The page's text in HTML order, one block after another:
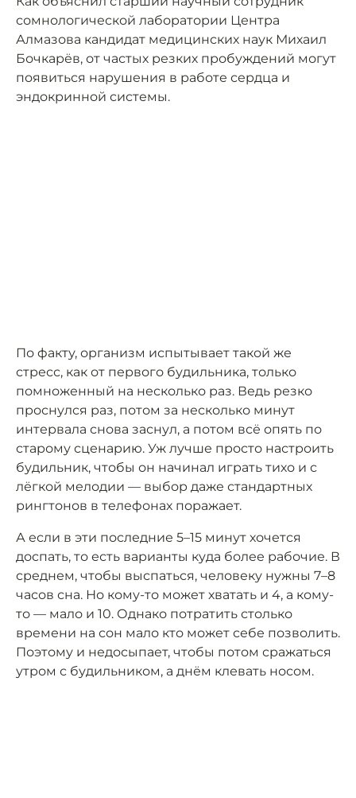
сомнологической лаборатории Центра
Алмазова кандидат медицинских наук Михаил
Бочкарёв, от частых резких пробуждений могут
появиться нарушения в работе сердца и
эндокринной системы.
По факту, организм испытывает такой же
стресс, как от первого будильника, только
помноженный на несколько раз. Ведь резко
проснулся раз, потом за несколько минут
интервала снова заснул, а потом всё опять по
старому сценарию. Уж лучше просто настроить
будильник, чтобы он начинал играть тихо и с
лёгкой мелодии — выбор даже стандартных
рингтонов в телефонах поражает.
А если в эти последние 5–15 минут хочется
доспать, то есть варианты куда более рабочие. В
среднем, чтобы выспаться, человеку нужны 7–8
часов сна. Но кому-то может хватать и 4, а кому-
то — мало и 10. Однако потратить столько
времени на сон мало кто может себе позволить.
Поэтому и недосыпает, чтобы потом сражаться
утром с будильником, а днём клевать носом.